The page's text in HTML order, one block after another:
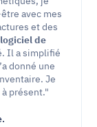
avec mes
et des
logiciel de
Il a simplifié
donné une
Je
présent."